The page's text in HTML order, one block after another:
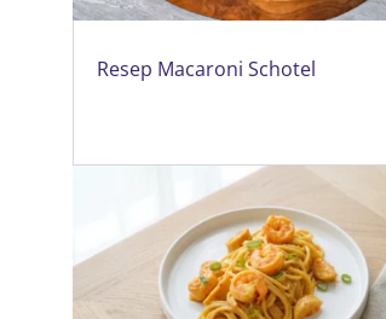
Resep Macaroni Schotel